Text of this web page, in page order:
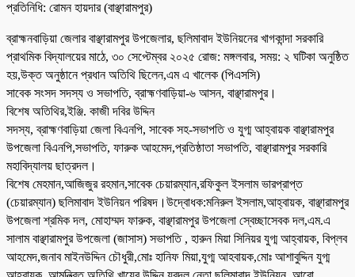
প্রতিনিধি: রোমন হায়দার (বাঞ্ছারামপুর)
ব্রাহ্মনবাড়িয়া জেলার বাঞ্ছারামপুর উপজেলার, ছলিমাবাদ ইউনিয়নের খাগকান্দা সরকারি
প্রাথমিক বিদ্যালয়ের মাঠে, ৩০ সেপ্টেম্বর ২০২৫ রোজ: মঙ্গলবার, সময়: ২ ঘটিকা অনুষ্ঠিত
হয়,উক্ত অনুষ্ঠানে প্রধান অতিথি ছিলেন,এম এ খালেক (পিএসসি)
সাবেক সংসদ সদস্য ও সভাপতি, ব্রাহ্মণবাড়িয়া-৬ আসন, বাঞ্ছারামপুর।
বিশেষ অতিথির,ইঞ্জি. কাজী দবির উদ্দিন
সদস্য, ব্রাহ্মণবাড়িয়া জেলা বিএনপি, সাবেক সহ-সভাপতি ও যুগ্ম আহ্বায়ক বাঞ্ছারামপুর
উপজেলা বিএনপি,সভাপতি, ফারুক আহমেদ,প্রতিষ্ঠাতা সভাপতি, বাঞ্ছারামপুর সরকারি
মহাবিদ্যালয় ছাত্রদল।
বিশেষ মেহমান,আজিজুর রহমান,সাবেক চেয়ারম্যান,রফিকুল ইসলাম ভারপ্রাপ্ত
(চেয়ারম্যান) ছলিমাবাদ ইউনিয়ন পরিষদ।উদ্বোধক:মনিরুল ইসলাম,আহ্বায়ক, বাঞ্ছারামপুর
উপজেলা শ্রমিক দল, মোহাম্মদ ফারুক, বাঞ্ছারামপুর উপজেলা স্বেচ্ছাসেবক দল,এম.এ
সালাম বাঞ্ছারামপুর উপজেলা (জাসাস) সভাপতি , হারুন মিয়া সিনিয়র যুগ্ম আহ্বায়ক, বিপ্লব
আহমেদ,জনাব মাইনউদ্দিন চৌধুরী,মোঃ হানিফ মিয়া,যুগ্ম আহবায়ক,মোঃ আশাবুদ্দিন যুগ্ম